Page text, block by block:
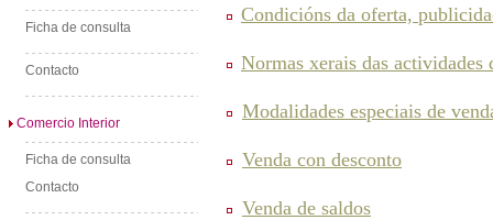
Ficha de consulta
Contacto
Comercio Interior
Ficha de consulta
Contacto
Condicións da oferta,
Normas xerais das actividades
Modalidades especiais de
Venda con desconto
Venda de saldos